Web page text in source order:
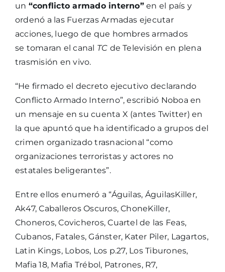
un “conflicto armado interno”en el país y
ordenó a las Fuerzas Armadas ejecutar
acciones, luego de que hombres armados
se tomaran el canal TC de Televisión en plena
trasmisión en vivo.
“He firmado el decreto ejecutivo declarando
Conflicto Armado Interno”, escribió Noboa en
un mensaje en su cuenta X (antes Twitter) en
la que apuntó que ha identificado a grupos del
crimen organizado trasnacional “como
organizaciones terroristas y actores no
estatales beligerantes”.
Entre ellos enumeró a “Águilas, ÁguilasKiller,
Ak47, Caballeros Oscuros, ChoneKiller,
Choneros, Covicheros, Cuartel de las Feas,
Cubanos, Fatales, Gánster, Kater Piler, Lagartos,
Latin Kings, Lobos, Los p.27, Los Tiburones,
Mafia 18, Mafia Trébol, Patrones, R7,